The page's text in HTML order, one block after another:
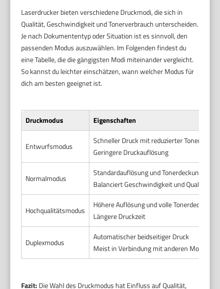
Laserdrucker bieten verschiedene Druckmodi, die sich in
Qualität, Geschwindigkeit und Tonerverbrauch unterscheiden.
Je nach Dokumententyp oder Situation ist es sinnvoll, den
passenden Modus auszuwählen. Im Folgenden findest du
eine Tabelle, die die gängigsten Modi miteinander vergleicht.
So kannst du leichter einschätzen, wann welcher Modus für
dich am besten geeignet ist.
Druckmodus Eigenschaften
Entwurfsmodus
Schneller Druck mit reduzierter
Geringere Druckauflösung
Normalmodus
Standardauflösung und Tonerdeckung
Balanciert Geschwindigkeit und Qualität
Hochqualitätsmodus
Höhere Auflösung und volle Tonerdeckung
Längere Druckzeit
Duplexmodus
Automatischer beidseitiger Druck
Meist in Verbindung mit anderen Modi
Fazit: Die Wahl des Druckmodus hat Einfluss auf Qualität,